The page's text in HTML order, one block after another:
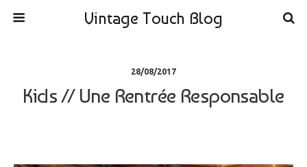
Vintage Touch Blog
28/08/2017
Kids // Une Rentrée Responsable